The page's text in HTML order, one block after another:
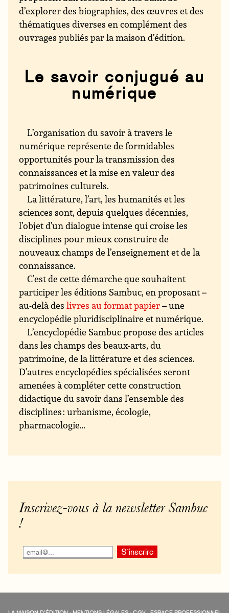
d’explorer des biographies, des œuvres et des
thématiques diverses en complément des
ouvrages publiés par la maison d’édition.
Le savoir conjugué au
numérique
L’organisation du savoir à travers le
numérique représente de formidables
opportunités pour la transmission des
connaissances et la mise en valeur des
patrimoines culturels.
La littérature, l’art, les humanités et les
sciences sont, depuis quelques décennies,
l’objet d’un dialogue intense qui croise les
disciplines pour mieux construire de
nouveaux champs de l’enseignement et de la
connaissance.
C’est de cette démarche que souhaitent
participer les éditions Sambuc, en proposant –
au-delà deslivres au format papier– une
encyclopédie pluridisciplinaire et numérique.
L’encyclopédie Sambuc propose des articles
dans les champs des beaux-arts, du
patrimoine, de la littérature et des sciences.
D’autres encyclopédies spécialisées seront
amenées à compléter cette construction
didactique du savoir dans l’ensemble des
disciplines : urbanisme, écologie,
pharmacologie…
Inscrivez-vous à la newsletter Sambuc
!